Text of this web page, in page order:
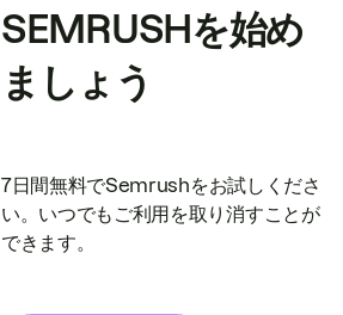
SEMRUSHを始め
ましょう
7日間無料でSemrushをお試しくださ
い。いつでもご利用を取り消すことが
できます。